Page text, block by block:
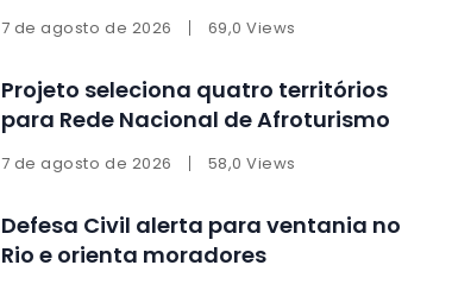
7 de agosto de 2026 69,0 Views
Projeto seleciona quatro territórios
para Rede Nacional de Afroturismo
7 de agosto de 2026 58,0 Views
Defesa Civil alerta para ventania no
Rio e orienta moradores